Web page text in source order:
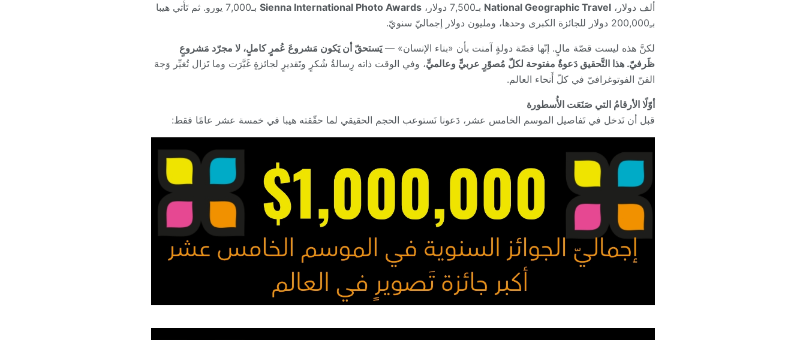
ألف دولار، National Geographic Travel بـ7,500 دولار، Sienna International Photo Awards
بـ7,000 يورو. ثم تَأتي هيبا
بـِ200,000 دولار للجائزة الكبرى وحدها، ومليون دولار إجماليّ سنويّ.
لكنَّ هذه ليست قصّة مالٍ. إنّها قصّة دولةٍ آمنت بأن «بناء الإنسان» —يَستحقّ أن يَكون مَشروعَ عُمرٍ كاملٍ، لا مجرّد مَشروعٍ
ظَرفيّ. هذا التَّحقيق دَعوةٌ مفتوحة لكلّ مُصوّرٍ عربيٍّ وعالميٍّ، وفي الوقت ذاته رِسالةُ شُكرٍ وتَقديرٍ لجائزةٍ غَيَّرَت وما تَزال تُغيِّر وَجهَ
الفنّ الفوتوغرافيّ في كلّ أَنحاء العالم.
أوّلًا الأرقامُ التي صَنَعَت الأُسطورة
قبل أن نَدخل في تَفاصيل الموسم الخامس عشر، دَعونا نَستوعب الحجم الحقيقي لما حقّقته هيبا في خمسة عشر عامًا فقط: